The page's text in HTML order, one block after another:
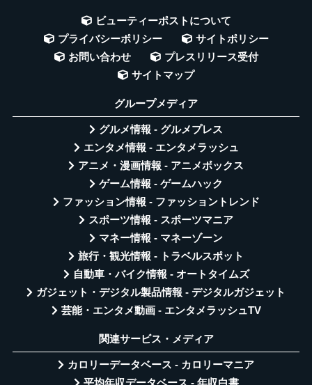
ビューティーポストについて
プライバシーポリシー
サイトポリシー
お問い合わせ
プレスリリース受付
サイトマップ
グループメディア
グルメ情報 - グルメプレス
エンタメ情報 - エンタメラッシュ
アニメ・漫画情報 - アニメボックス
ゲーム情報 - ゲームハック
ファッション情報 - ファッショントレンド
スポーツ情報 - スポーツマニア
マネー情報 - マネーゾーン
旅行・観光情報 - トラベルスポット
自動車・バイク情報 - オートタイムズ
ガジェット・デジタル製品情報 - デジタルガジェット
芸能・エンタメ動画 - エンタメラッシュTV
関連サービス・メディア
カロリーデータベース - カロリーマニア